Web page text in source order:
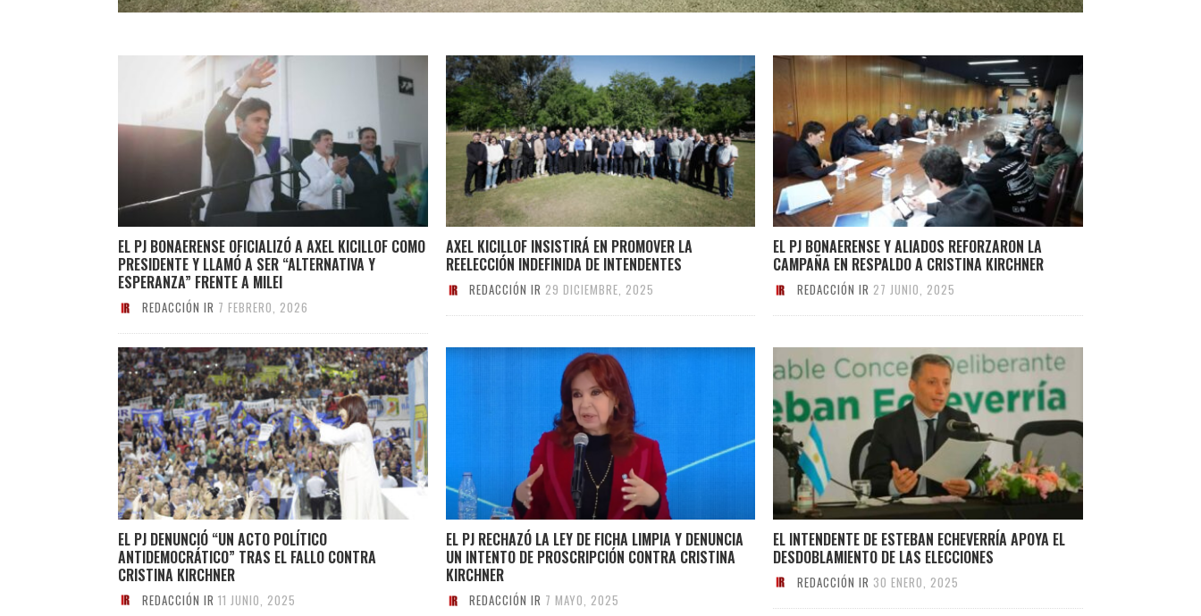
EL PJ BONAERENSE OFICIALIZÓ A AXEL KICILLOF COMO
PRESIDENTE Y LLAMÓ A SER “ALTERNATIVA Y
ESPERANZA” FRENTE A MILEI
REDACCIÓN IR 7 FEBRERO, 2026
AXEL KICILLOF INSISTIRÁ EN PROMOVER LA
REELECCIÓN INDEFINIDA DE INTENDENTES
REDACCIÓN IR 29 DICIEMBRE, 2025
EL PJ BONAERENSE Y ALIADOS REFORZARON LA
CAMPAÑA EN RESPALDO A CRISTINA KIRCHNER
REDACCIÓN IR 27 JUNIO, 2025
EL PJ DENUNCIÓ “UN ACTO POLÍTICO
ANTIDEMOCRÁTICO” TRAS EL FALLO CONTRA
CRISTINA KIRCHNER
REDACCIÓN IR 11 JUNIO, 2025
EL PJ RECHAZÓ LA LEY DE FICHA LIMPIA Y DENUNCIA
UN INTENTO DE PROSCRIPCIÓN CONTRA CRISTINA
KIRCHNER
REDACCIÓN IR 7 MAYO, 2025
EL INTENDENTE DE ESTEBAN ECHEVERRÍA APOYA EL
DESDOBLAMIENTO DE LAS ELECCIONES
REDACCIÓN IR 30 ENERO, 2025